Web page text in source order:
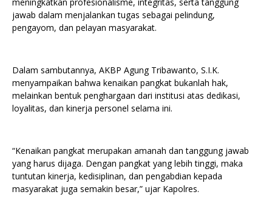
meningkatkan profesionalisme, integritas, serta tanggung
jawab dalam menjalankan tugas sebagai pelindung,
pengayom, dan pelayan masyarakat.
Dalam sambutannya, AKBP Agung Tribawanto, S.I.K.
menyampaikan bahwa kenaikan pangkat bukanlah hak,
melainkan bentuk penghargaan dari institusi atas dedikasi,
loyalitas, dan kinerja personel selama ini.
“Kenaikan pangkat merupakan amanah dan tanggung jawab
yang harus dijaga. Dengan pangkat yang lebih tinggi, maka
tuntutan kinerja, kedisiplinan, dan pengabdian kepada
masyarakat juga semakin besar,” ujar Kapolres.